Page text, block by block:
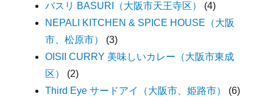
バスリ BASURI（大阪市天王寺区）
(4)
NEPALI KITCHEN & SPICE HOUSE（大阪
市、松原市）
(3)
OISII CURRY 美味しいカレー（大阪市東成
区）
(2)
Third Eye サードアイ（大阪市、姫路市）
(6)